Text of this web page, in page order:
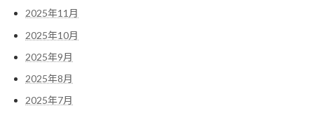
2025年11月
2025年10月
2025年9月
2025年8月
2025年7月